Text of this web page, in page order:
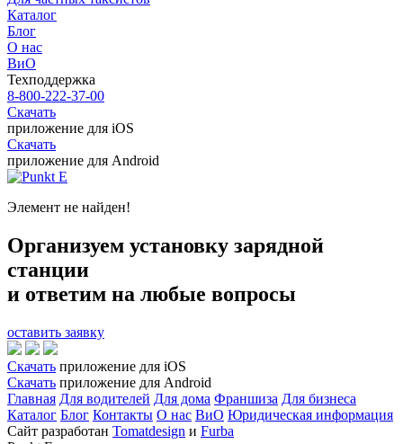
Каталог
Блог
О нас
ВиО
Техподдержка
8-800-222-37-00
Скачать
приложение для iOS
Скачать
приложение для Android
Элемент не найден!
Организуем установку зарядной
станции
и ответим на любые вопросы
оставить заявку
Скачать приложение для iOS
Скачать приложение для Android
Главная Для водителей Для дома Франшиза Для бизнеса
Каталог Блог Контакты О нас ВиО Юридическая информация
Сайт разработан Tomatdesign и Furba